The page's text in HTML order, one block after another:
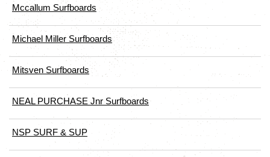
Mccallum Surfboards
Michael Miller Surfboards
Mitsven Surfboards
NEAL PURCHASE Jnr Surfboards
NSP SURF & SUP